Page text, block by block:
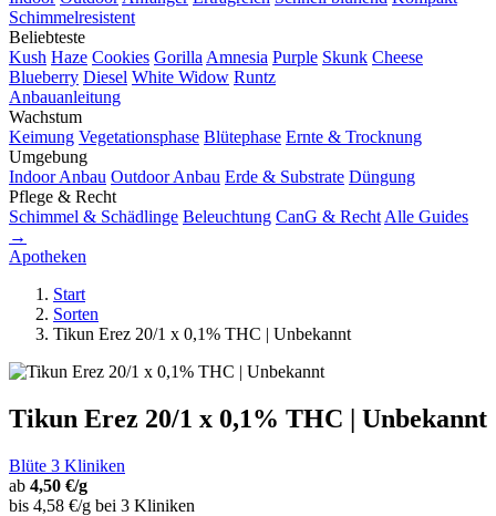
Schimmelresistent
Beliebteste
Kush Haze Cookies Gorilla Amnesia Purple Skunk Cheese
Blueberry Diesel White Widow Runtz
Anbauanleitung
Wachstum
Keimung Vegetationsphase Blütephase Ernte & Trocknung
Umgebung
Indoor Anbau Outdoor Anbau Erde & Substrate Düngung
Pflege & Recht
Schimmel & Schädlinge Beleuchtung CanG & Recht Alle Guides
→
Apotheken
Start
Sorten
Tikun Erez 20/1 x 0,1% THC | Unbekannt
Tikun Erez 20/1 x 0,1% THC | Unbekannt
Blüte 3 Kliniken
ab 4,50 €/g
bis 4,58 €/g bei 3 Kliniken